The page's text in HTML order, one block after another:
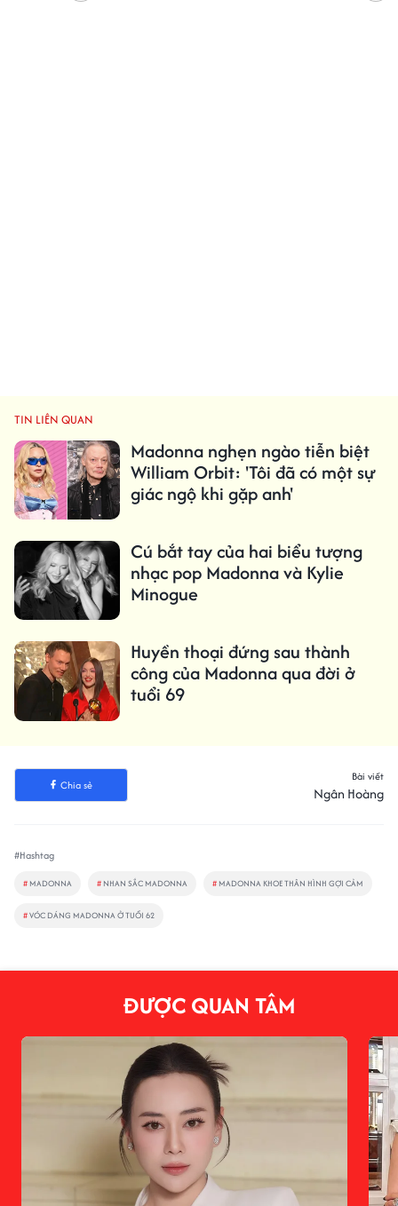
TIN LIÊN QUAN
Madonna nghẹn ngào tiễn biệt
William Orbit: 'Tôi đã có một sự
giác ngộ khi gặp anh'
Cú bắt tay của hai biểu tượng
nhạc pop Madonna và Kylie
Minogue
Huyền thoại đứng sau thành
công của Madonna qua đời ở
tuổi 69
Chia sẻ
Bài viết
Ngân Hoàng
#Hashtag
# MADONNA # NHAN SẮC MADONNA # MADONNA KHOE THÂN HÌNH GỢI CẢM
#VÓC DÁNG MADONNA Ở TUỔI 62
ĐƯỢC QUAN TÂM